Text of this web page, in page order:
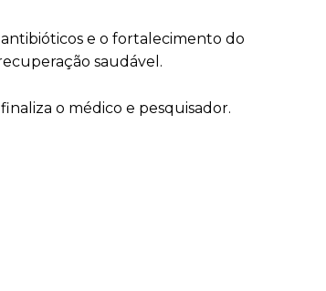
e o fortalecimento do
saudável.
o médico e pesquisador.